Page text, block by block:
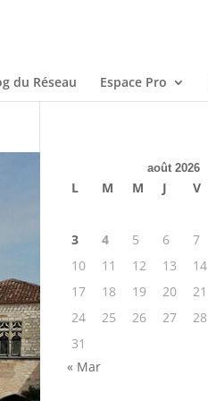
du Réseau Espace Pro
août 2026
L M M J V
3
4 5 6 7
10
11 12 13 14
17
18 19 20 21
24
25 26 27 28
31
« Mar